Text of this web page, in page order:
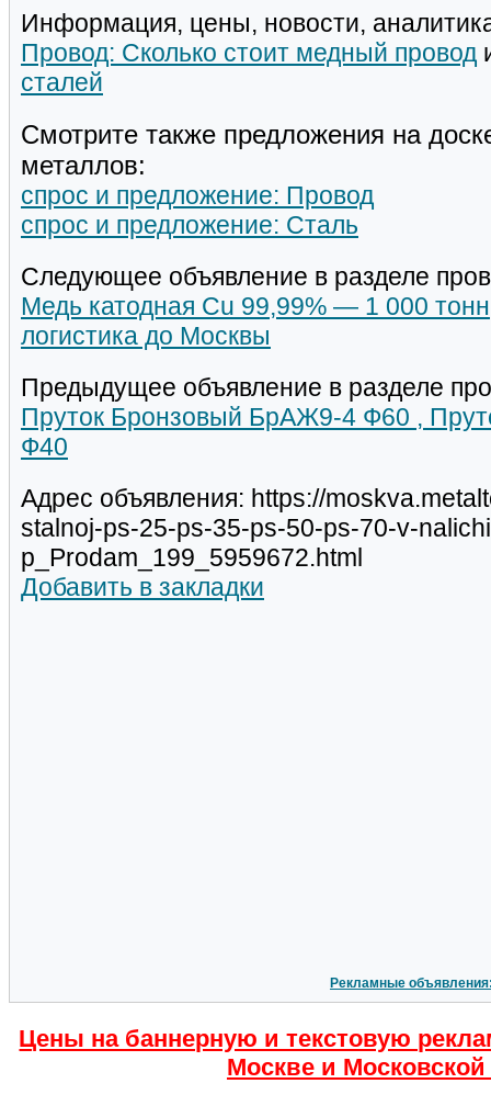
Информация, цены, новости,
Провод: Сколько стоит медный провод
сталей
Смотрите также предложения на
металлов:
спрос и предложение: Провод
спрос и предложение: Сталь
Следующее объявление в разделе
Медь катодная Cu 99,99% — 1 000
логистика до Москвы
Предыдущее объявление в разделе
Пруток Бронзовый БрАЖ9-4 Ф60 ,
Ф40
Адрес объявления: https://
stalnoj-ps-25-ps-35-ps-50-ps-70-v-
p_Prodam_199_5959672.html
Добавить в закладки
Рекламные
Цены на баннерную и текстовую
Москве и Московской